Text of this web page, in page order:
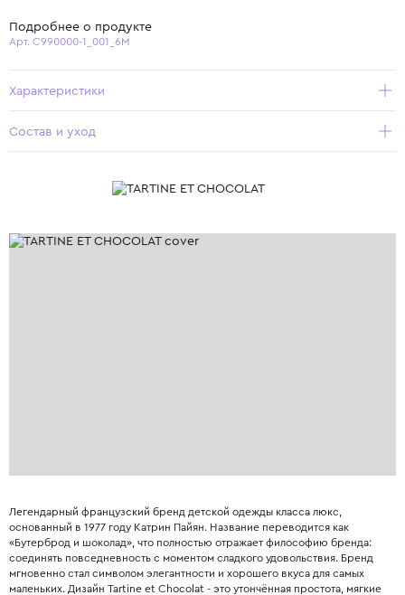
Подробнее о продукте
Арт. C990000-1_001_6M
Характеристики
Состав и уход
Легендарный французский бренд детской одежды класса люкс,
основанный в 1977 году Катрин Пайян. Название переводится как
«Бутерброд и шоколад», что полностью отражает философию бренда:
соединять повседневность с моментом сладкого удовольствия. Бренд
мгновенно стал символом элегантности и хорошего вкуса для самых
маленьких. Дизайн Tartine et Chocolat - это утончённая простота, мягкие